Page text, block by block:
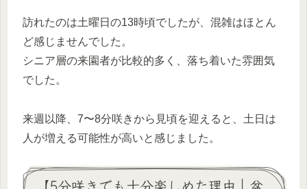
訪れたのは土曜日の13時頃でしたが、混雑はほとん
ど感じませんでした。
シニア層の来園者が比較的多く、落ち着いた雰囲気
でした。
来週以降、7〜8分咲きから見頃を迎えると、土日は
人が増える可能性が高いと感じました。